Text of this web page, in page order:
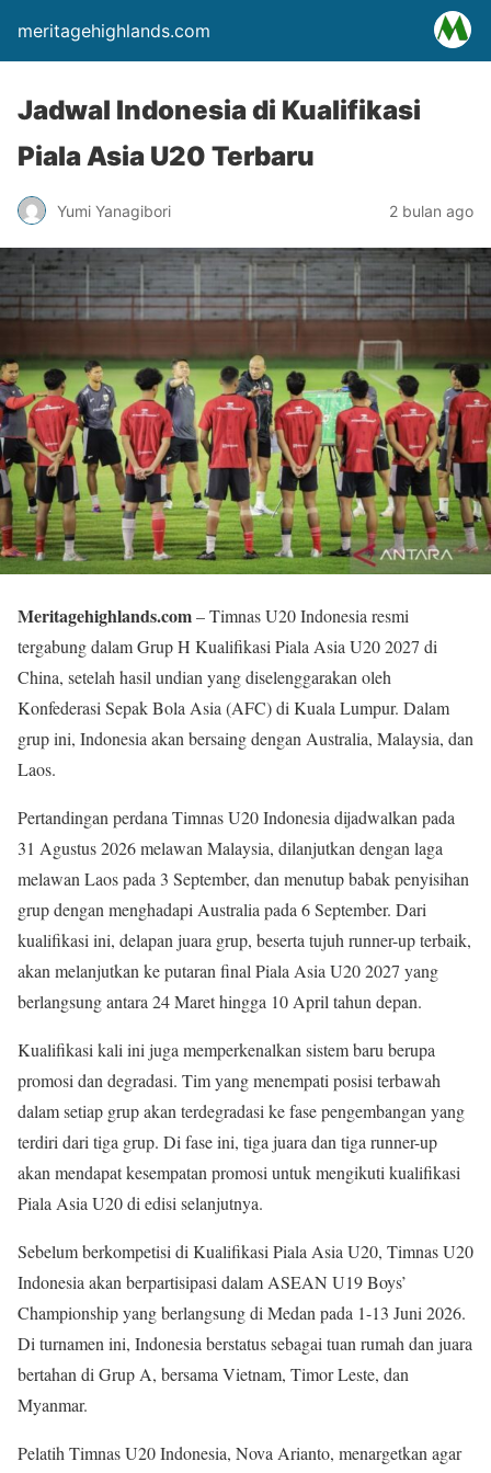
meritagehighlands.com
Jadwal Indonesia di Kualifikasi
Piala Asia U20 Terbaru
Yumi Yanagibori 2 bulan ago
Meritagehighlands.com– Timnas U20 Indonesia resmi
tergabung dalam Grup H Kualifikasi Piala Asia U20 2027 di
China, setelah hasil undian yang diselenggarakan oleh
Konfederasi Sepak Bola Asia (AFC) di Kuala Lumpur. Dalam
grup ini, Indonesia akan bersaing dengan Australia, Malaysia, dan
Laos.
Pertandingan perdana Timnas U20 Indonesia dijadwalkan pada
31 Agustus 2026 melawan Malaysia, dilanjutkan dengan laga
melawan Laos pada 3 September, dan menutup babak penyisihan
grup dengan menghadapi Australia pada 6 September. Dari
kualifikasi ini, delapan juara grup, beserta tujuh runner-up terbaik,
akan melanjutkan ke putaran final Piala Asia U20 2027 yang
berlangsung antara 24 Maret hingga 10 April tahun depan.
Kualifikasi kali ini juga memperkenalkan sistem baru berupa
promosi dan degradasi. Tim yang menempati posisi terbawah
dalam setiap grup akan terdegradasi ke fase pengembangan yang
terdiri dari tiga grup. Di fase ini, tiga juara dan tiga runner-up
akan mendapat kesempatan promosi untuk mengikuti kualifikasi
Piala Asia U20 di edisi selanjutnya.
Sebelum berkompetisi di Kualifikasi Piala Asia U20, Timnas U20
Indonesia akan berpartisipasi dalam ASEAN U19 Boys’
Championship yang berlangsung di Medan pada 1-13 Juni 2026.
Di turnamen ini, Indonesia berstatus sebagai tuan rumah dan juara
bertahan di Grup A, bersama Vietnam, Timor Leste, dan
Myanmar.
Pelatih Timnas U20 Indonesia, Nova Arianto, menargetkan agar